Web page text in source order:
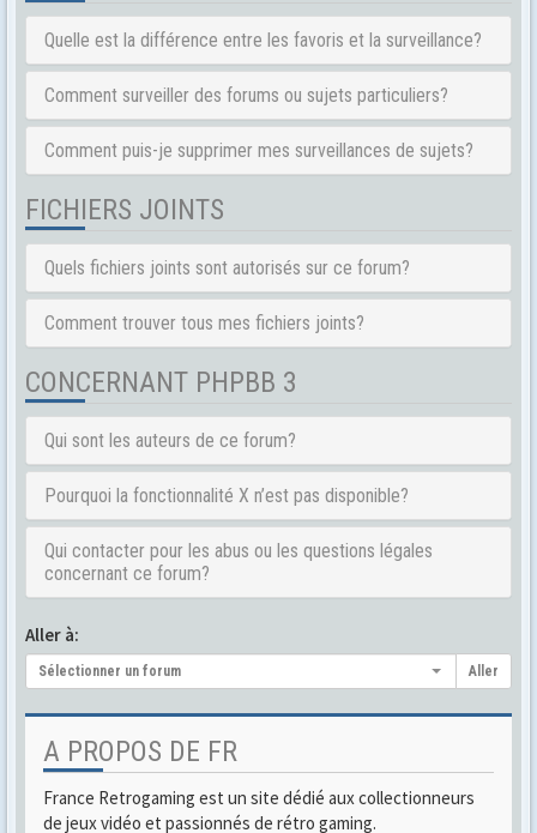
Quelle est la différence entre les favoris et la surveillance?
Comment surveiller des forums ou sujets particuliers?
Comment puis-je supprimer mes surveillances de sujets?
FICHIERS JOINTS
Quels fichiers joints sont autorisés sur ce forum?
Comment trouver tous mes fichiers joints?
CONCERNANT PHPBB 3
Qui sont les auteurs de ce forum?
Pourquoi la fonctionnalité X n’est pas disponible?
Qui contacter pour les abus ou les questions légales
concernant ce forum?
Aller à:
Sélectionner un forum Aller
A PROPOS DE FR
France Retrogaming est un site dédié aux collectionneurs
de jeux vidéo et passionnés de rétro gaming.